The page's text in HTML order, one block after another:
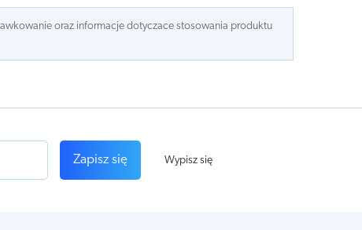
oraz informacje dotyczace stosowania produktu
Zapisz się Wypisz się